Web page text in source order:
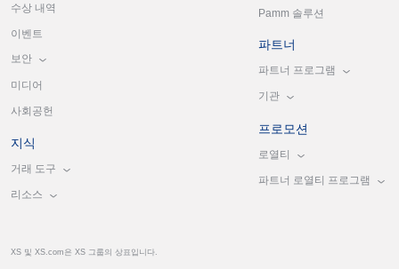
수상 내역
이벤트
보안
미디어
사회공헌
지식
거래 도구
리소스
Pamm 솔루션
파트너
파트너 프로그램
기관
프로모션
로열티
파트너 로열티 프로그램
XS 및 XS.com은 XS 그룹의 상표입니다.